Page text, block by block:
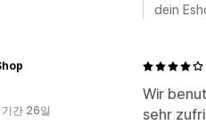
dein
Wir
sehr
간 26일